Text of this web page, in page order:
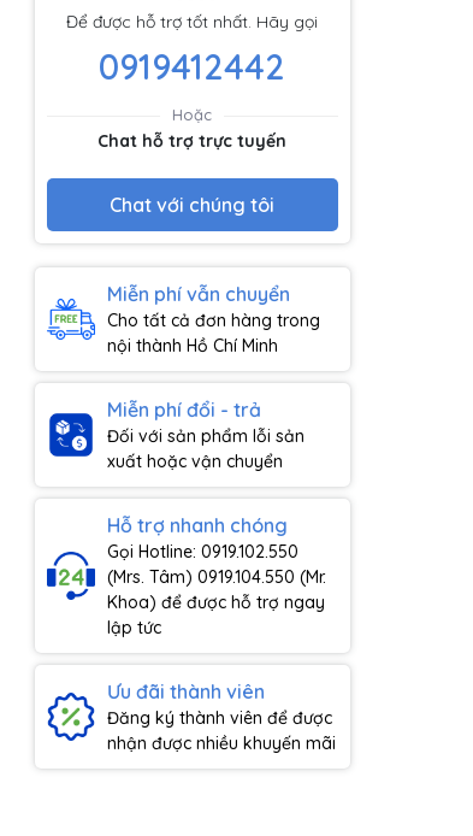
Để được hỗ trợ tốt nhất. Hãy gọi
0919412442
Hoặc
Chat hỗ trợ trực tuyến
Chat với chúng tôi
Miễn phí vẫn chuyển
Cho tất cả đơn hàng trong
nội thành Hồ Chí Minh
Miễn phí đổi - trả
Đối với sản phẩm lỗi sản
xuất hoặc vận chuyển
Hỗ trợ nhanh chóng
Gọi Hotline: 0919.102.550
(Mrs. Tâm) 0919.104.550 (Mr.
Khoa) để được hỗ trợ ngay
lập tức
Ưu đãi thành viên
Đăng ký thành viên để được
nhận được nhiều khuyến mãi